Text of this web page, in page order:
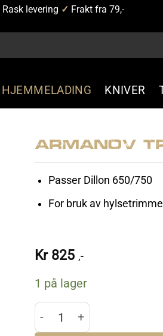
Rask levering ✓ Frakt fra 79,-
HJEMMELADING KNIVER
Armanov
Passer Dillon 650/750
For bruk av
Kr 825 ,-
1 på lager
Armanov Trim Toolhead